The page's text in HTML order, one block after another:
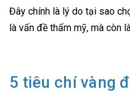
Đây chính là lý do tại sao
là vấn đề thẩm mỹ, mà còn
5 tiêu chí vàng